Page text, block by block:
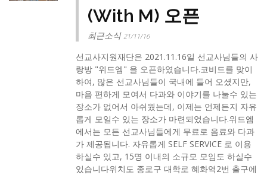
(With M) 오픈
최근소식 21/11/16
선교사지원재단은 2021.11.16일 선교사님들의 사
랑방 "위드엠" 을 오픈하였습니다.코비드를 맞이
하여, 많은 선교사님들이 국내에 들어 오셨지만,
마음 편하게 모여서 다과와 이야기를 나눌수 있는
장소가 없어서 아쉬웠는데, 이제는 언제든지 자유
롭게 모일수 있는 장소가 마련되었습니다.위드엠
에서는 모든 선교사님들에게 무료로 음료와 다과
가 제공됩니다. 자유롭게 SELF SERVICE 로 이용
하실수 있고, 15명 이내의 소규모 모임도 하실수
있습니다위치도 종로구 대학로 혜화역2번 출구에